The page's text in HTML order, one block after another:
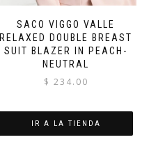
SACO VIGGO VALLE
RELAXED DOUBLE BREAST
SUIT BLAZER IN PEACH-
NEUTRAL
$ 234.00
IR A LA TIENDA